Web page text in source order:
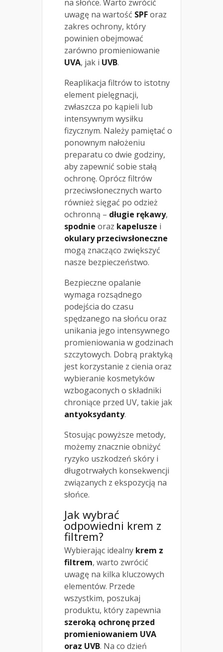
na słońce. Warto zwrócić
uwagę na wartość SPForaz
zakres ochrony, który
powinien obejmować
zarówno promieniowanie
UVA, jak i UVB.
Reaplikacja filtrów to istotny
element pielęgnacji,
zwłaszcza po kąpieli lub
intensywnym wysiłku
fizycznym. Należy pamiętać o
ponownym nałożeniu
preparatu co dwie godziny,
aby zapewnić sobie stałą
ochronę. Oprócz filtrów
przeciwsłonecznych warto
również sięgać po odzież
ochronną – długie rękawy,
spodnie oraz kapelusze i
okulary przeciwsłoneczne
mogą znacząco zwiększyć
nasze bezpieczeństwo.
Bezpieczne opalanie
wymaga rozsądnego
podejścia do czasu
spędzanego na słońcu oraz
unikania jego intensywnego
promieniowania w godzinach
szczytowych. Dobrą praktyką
jest korzystanie z cienia oraz
wybieranie kosmetyków
wzbogaconych o składniki
chroniące przed UV, takie jak
antyoksydanty.
Stosując powyższe metody,
możemy znacznie obniżyć
ryzyko uszkodzeń skóry i
długotrwałych konsekwencji
związanych z ekspozycją na
słońce.
Jak wybrać
odpowiedni krem z
filtrem?
Wybierając idealny krem z
filtrem, warto zwrócić
uwagę na kilka kluczowych
elementów. Przede
wszystkim, poszukaj
produktu, który zapewnia
szeroką ochronę przed
promieniowaniem UVA
oraz UVB. Na co dzień